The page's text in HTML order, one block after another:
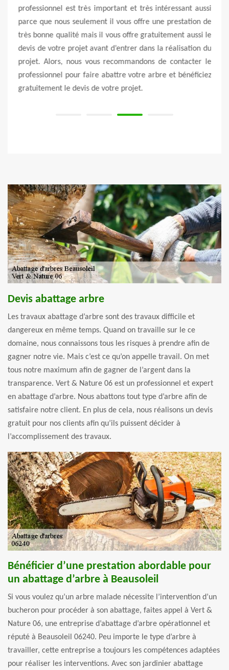
professionnel est très important et très intéressant aussi
parce que nous seulement il vous offre une prestation de
très bonne qualité mais il vous offre gratuitement aussi le
devis de votre projet avant d’entrer dans la réalisation du
projet. Alors, nous vous recommandons de contacter le
professionnel pour faire abattre votre arbre et bénéficiez
gratuitement le devis de votre projet.
Devis abattage arbre
Les travaux abattage d’arbre sont des travaux difficile et
dangereux en même temps. Quand on travaille sur le ce
domaine, nous connaissons tous les risques à prendre afin de
gagner notre vie. Mais c’est ce qu’on appelle travail. On met
tous notre maximum afin de gagner de l’argent dans la
transparence. Vert & Nature 06 est un professionnel et expert
en abattage d’arbre. Nous abattons tout type d’arbre afin de
satisfaire notre client. En plus de cela, nous réalisons un devis
gratuit pour nos clients afin qu’ils puissent décider à
l’accomplissement des travaux.
Bénéficier d’une prestation abordable pour
un abattage d’arbre à Beausoleil
Si vous voulez qu’un arbre malade nécessite l’intervention d’un
bucheron pour procéder à son abattage, faites appel à Vert &
Nature 06, une entreprise d’abattage d’arbre opérationnel et
réputé à Beausoleil 06240. Peu importe le type d’arbre à
travailler, cette entreprise a toujours les compétences adaptées
pour réaliser les interventions. Avec son jardinier abattage